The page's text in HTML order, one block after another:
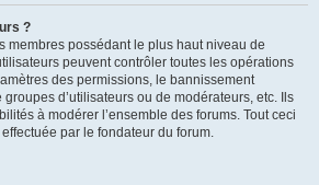
?
membres possédant le plus haut niveau de
peuvent contrôler toutes les opérations
des permissions, le bannissement
d’utilisateurs ou de modérateurs, etc. Ils
à modérer l’ensemble des forums. Tout ceci
par le fondateur du forum.